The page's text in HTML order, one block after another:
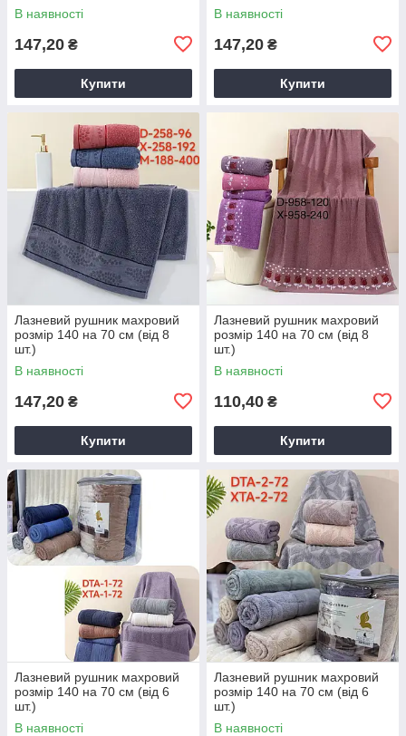
В наявності
147,20 ₴
Купити
В наявності
147,20 ₴
Купити
Лазневий рушник махровий
розмір 140 на 70 см (від 8
шт.)
В наявності
147,20 ₴
Купити
Лазневий рушник махровий
розмір 140 на 70 см (від 8
шт.)
В наявності
110,40 ₴
Купити
Лазневий рушник махровий
розмір 140 на 70 см (від 6
шт.)
В наявності
Лазневий рушник махровий
розмір 140 на 70 см (від 6
шт.)
В наявності